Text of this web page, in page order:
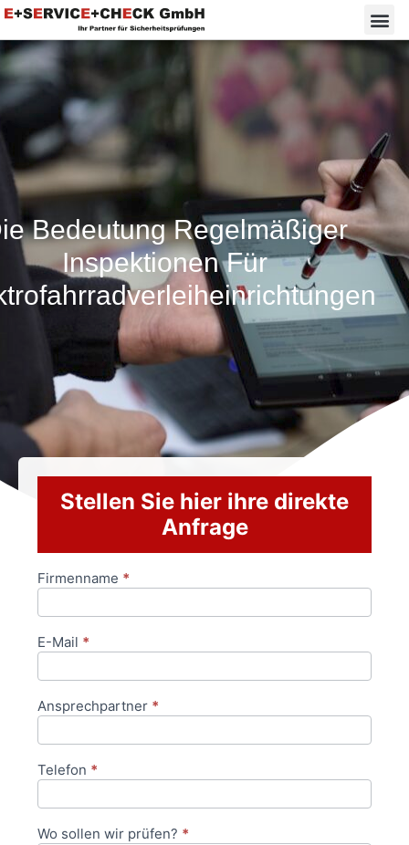
Bedeutung Regelmäßiger
Inspektionen Für
Stellen Sie hier ihre direkte
Anfrage
Anfrageformular
Firmenname *
E-Mail *
Ansprechpartner *
Telefon *
Wo sollen wir prüfen? *